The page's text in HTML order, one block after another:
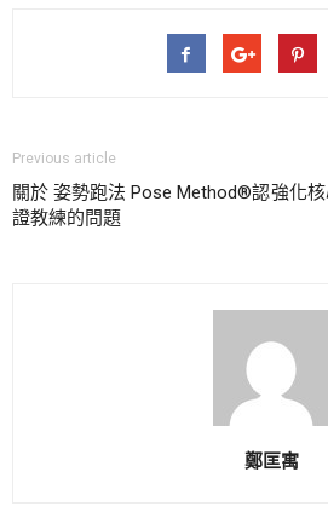
Previous article
關於 姿勢跑法 Pose Method®認
證教練的問題
強化
鄭匡寓